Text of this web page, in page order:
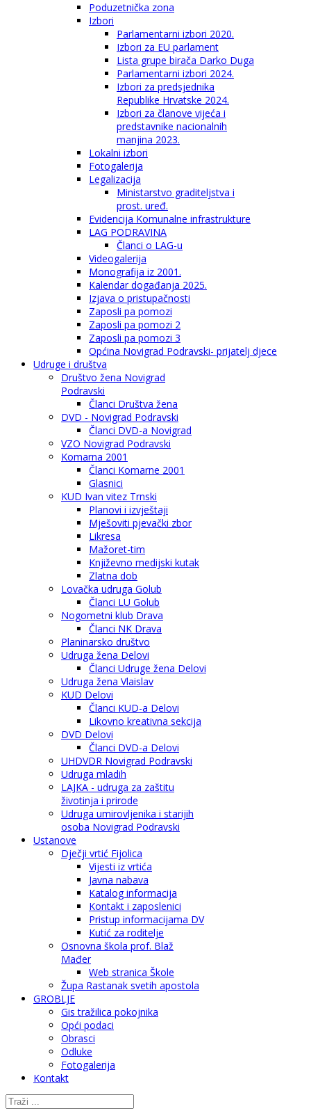
Poduzetnička zona
Izbori
Parlamentarni izbori 2020.
Izbori za EU parlament
Lista grupe birača Darko Duga
Parlamentarni izbori 2024.
Izbori za predsjednika
Republike Hrvatske 2024.
Izbori za članove vijeća i
predstavnike nacionalnih
manjina 2023.
Lokalni izbori
Fotogalerija
Legalizacija
Ministarstvo graditeljstva i
prost. uređ.
Evidencija Komunalne infrastrukture
LAG PODRAVINA
Članci o LAG-u
Videogalerija
Monografija iz 2001.
Kalendar događanja 2025.
Izjava o pristupačnosti
Zaposli pa pomozi
Zaposli pa pomozi 2
Zaposli pa pomozi 3
Općina Novigrad Podravski- prijatelj djece
Udruge i društva
Društvo žena Novigrad
Podravski
Članci Društva žena
DVD - Novigrad Podravski
Članci DVD-a Novigrad
VZO Novigrad Podravski
Komarna 2001
Članci Komarne 2001
Glasnici
KUD Ivan vitez Trnski
Planovi i izvještaji
Mješoviti pjevački zbor
Likresa
Mažoret-tim
Književno medijski kutak
Zlatna dob
Lovačka udruga Golub
Članci LU Golub
Nogometni klub Drava
Članci NK Drava
Planinarsko društvo
Udruga žena Delovi
Članci Udruge žena Delovi
Udruga žena Vlaislav
KUD Delovi
Članci KUD-a Delovi
Likovno kreativna sekcija
DVD Delovi
Članci DVD-a Delovi
UHDVDR Novigrad Podravski
Udruga mladih
LAJKA - udruga za zaštitu
životinja i prirode
Udruga umirovljenika i starijih
osoba Novigrad Podravski
Ustanove
Dječji vrtić Fijolica
Vijesti iz vrtića
Javna nabava
Katalog informacija
Kontakt i zaposlenici
Pristup informacijama DV
Kutić za roditelje
Osnovna škola prof. Blaž
Mađer
Web stranica Škole
Župa Rastanak svetih apostola
GROBLJE
Gis tražilica pokojnika
Opći podaci
Obrasci
Odluke
Fotogalerija
Kontakt